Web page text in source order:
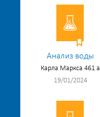
Анализ воды
Карла Маркса 461 а
19/01/2024